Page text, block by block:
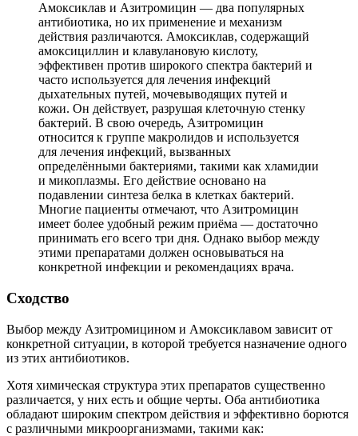
Амоксиклав и Азитромицин — два популярных
антибиотика, но их применение и механизм
действия различаются. Амоксиклав, содержащий
амоксициллин и клавулановую кислоту,
эффективен против широкого спектра бактерий и
часто используется для лечения инфекций
дыхательных путей, мочевыводящих путей и
кожи. Он действует, разрушая клеточную стенку
бактерий. В свою очередь, Азитромицин
относится к группе макролидов и используется
для лечения инфекций, вызванных
определёнными бактериями, такими как хламидии
и микоплазмы. Его действие основано на
подавлении синтеза белка в клетках бактерий.
Многие пациенты отмечают, что Азитромицин
имеет более удобный режим приёма — достаточно
принимать его всего три дня. Однако выбор между
этими препаратами должен основываться на
конкретной инфекции и рекомендациях врача.
Сходство
Выбор между Азитромицином и Амоксиклавом зависит от
конкретной ситуации, в которой требуется назначение одного
из этих антибиотиков.
Хотя химическая структура этих препаратов существенно
различается, у них есть и общие черты. Оба антибиотика
обладают широким спектром действия и эффективно борются
с различными микроорганизмами, такими как: